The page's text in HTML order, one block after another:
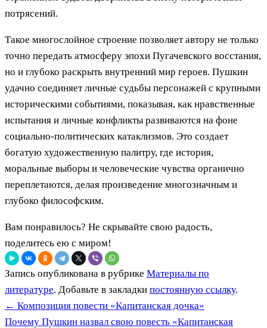
потрясений.
Такое многослойное строение позволяет автору не только
точно передать атмосферу эпохи Пугачевского восстания,
но и глубоко раскрыть внутренний мир героев. Пушкин
удачно соединяет личные судьбы персонажей с крупными
историческими событиями, показывая, как нравственные
испытания и личные конфликты развиваются на фоне
социально-политических катаклизмов. Это создает
богатую художественную палитру, где история,
моральные выборы и человеческие чувства органично
переплетаются, делая произведение многозначным и
глубоко философским.
Вам понравилось? Не скрывайте свою радость,
поделитесь ею с миром!
Запись опубликована в рубрике Материалы по
литературе. Добавьте в закладки постоянную ссылку.
← Композиция повести «Капитанская дочка»
Почему Пушкин назвал свою повесть «Капитанская